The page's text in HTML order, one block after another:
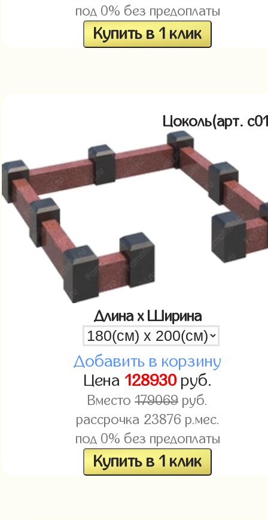
под 0% без предоплаты
Купить в 1 клик
Цоколь(арт.
Длина x Ширина
Добавить в корзину
Цена 128930руб.
Вместо179069руб.
рассрочка 23876 р.мес.
под 0% без предоплаты
Купить в 1 клик